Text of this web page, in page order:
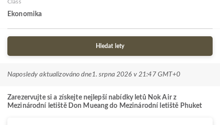
Class
Ekonomika
Hledat lety
Naposledy aktualizováno dne1. srpna 2026 v 21:47 GMT+0
Zarezervujte si a získejte nejlepší nabídky letů Nok Air z
Mezinárodní letiště Don Mueang do Mezinárodní letiště Phuket